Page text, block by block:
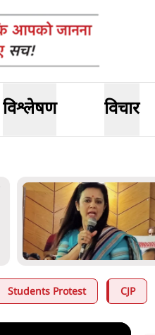
विश्लेषण विचार
Students Protest CJP